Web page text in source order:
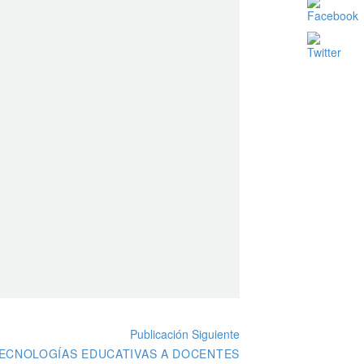
Publicación Siguiente
EDUCATIVAS A DOCENTES